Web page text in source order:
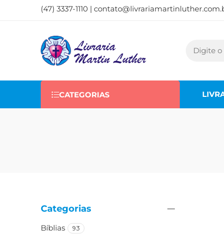
(47) 3337-1110 |
CATEGORIAS
Categorias
Bíblias 93